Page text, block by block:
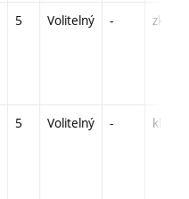
5 Volitelný - zk
5 Volitelný - kl